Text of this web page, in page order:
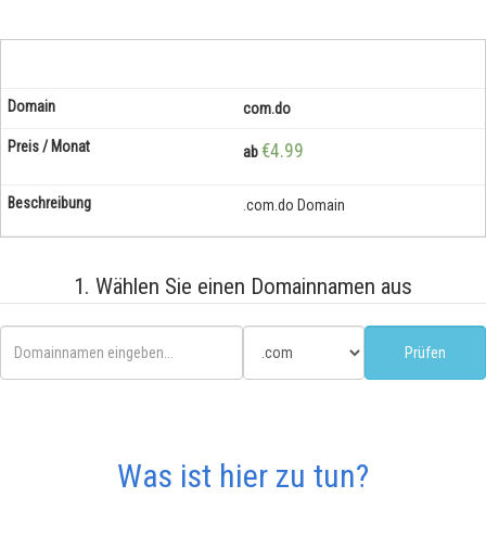
com.do
ab€4.99
.com.do Domain
1. Wählen Sie einen Domainnamen aus
Was ist hier zu tun?